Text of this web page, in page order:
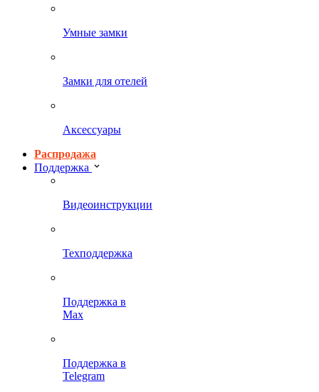
Умные замки
Замки для отелей
Аксессуары
Распродажа
Поддержка
Видеоинструкции
Техподдержка
Поддержка в
Max
Поддержка в
Telegram